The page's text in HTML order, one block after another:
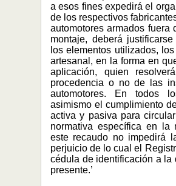
a esos fines expedirá el
de los respectivos
automotores armados
montaje, deberá
los elementos utilizados,
artesanal, en la forma en
aplicación, quien
procedencia o no de las
automotores. En todos
asimismo el cumplimiento
activa y pasiva para
normativa específica en la
este recaudo no impedirá
perjuicio de lo cual el
cédula de identificación a la
presente.’